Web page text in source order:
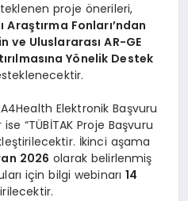
proje önerileri,
Araştırma Fonları’ndan
ve Uluslararası AR-GE
Yönelik Destek
Elektronik Başvuru
“TÜBİTAK Proje Başvuru
İkinci aşama
2026 olarak belirlenmiş
için bilgi webinarı14